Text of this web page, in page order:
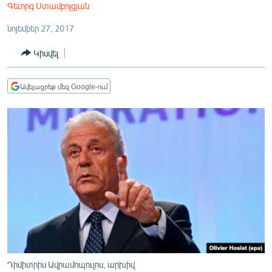
ՏՆՏԵՍՈՒԹՅՈՒՆ
ՂԱՐԱԲԱՂ
ՏԱՐԱԾԱՇՐՋԱՆ
ՄԻՋԱԶԳԱՅԻՆ
ՄԵԿՆԱԲԱՆՈՒԹՅՈՒՆ
ՏՏ ԵՒ ԻՆՏԵՐՆԵՏ
Գեւորգ Ստամբոլցյան
նոյեմբեր 27, 2017
Կիսվել
Ավելացրեք մեզ Google-ում
Դիմիտրիս Ավրամոպուլոս, արխիվ